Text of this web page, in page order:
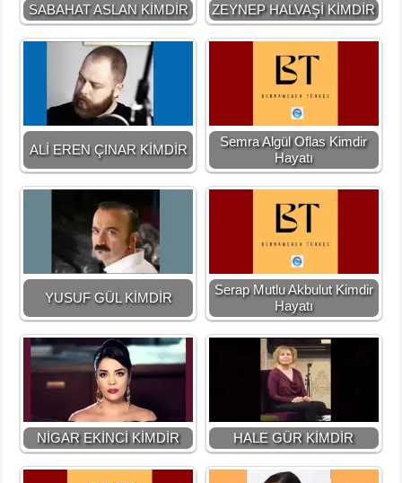
SABAHAT ASLAN KİMDİR ZEYNEP HALVAŞİ KİMDİR
ALİ EREN ÇINAR KİMDİR
Semra Algül Oflas Kimdir
Hayatı
YUSUF GÜL KİMDİR
Serap Mutlu Akbulut Kimdir
Hayatı
NİGAR EKİNCİ KİMDİR HALE GÜR KİMDİR